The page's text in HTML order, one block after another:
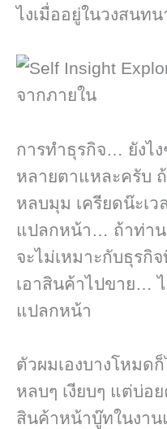
ไงเมื่ออยู่ในวงสนทน
การทำธุรกิจ… ยังไ
หลายตาแหละครับ
หลบมุม เครียดน๊ะเ
แปลกหน้า… ถ้าท่าน
จะไม่เหมาะกับธุรกิ
เอาสินค้าไปขาย…
แปลกหน้า
ตัวผมเองบางโหมด
หลบๆ เงียบๆ แต่บ่อ
สินค้าหน้าบู๊ทในงา